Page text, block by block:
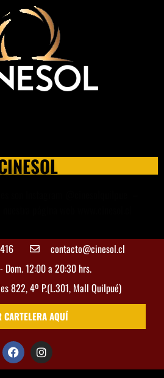
contacto@cinesol.cl
Dom. 12:00 a 20:30 hrs.
822, 4º P.(L.301, Mall Quilpué)
CARTELERA AQUÍ